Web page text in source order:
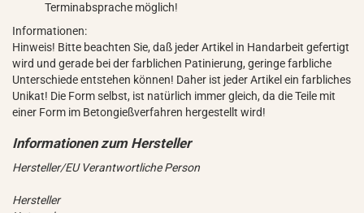
Terminabsprache möglich!
Informationen:
Hinweis! Bitte beachten Sie, daß jeder Artikel in Handarbeit gefertigt
wird und gerade bei der farblichen Patinierung, geringe farbliche
Unterschiede entstehen können! Daher ist jeder Artikel ein farbliches
Unikat! Die Form selbst, ist natürlich immer gleich, da die Teile mit
einer Form im Betongießverfahren hergestellt wird!
Hersteller/EU Verantwortliche Person
Hersteller